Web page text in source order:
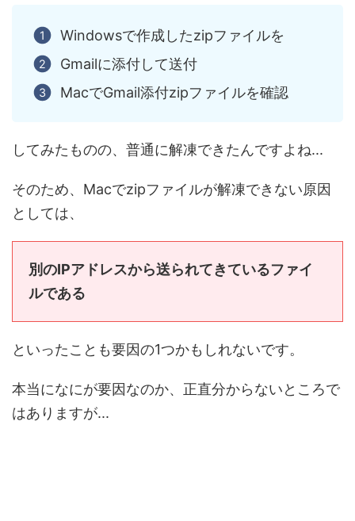
Windowsで作成したzipファイルを
Gmailに添付して送付
MacでGmail添付zipファイルを確認
してみたものの、普通に解凍できたんですよね...
そのため、Macでzipファイルが解凍できない原因
としては、
別のIPアドレスから送られてきているファイ
ルである
といったことも要因の1つかもしれないです。
本当になにが要因なのか、正直分からないところで
はありますが...